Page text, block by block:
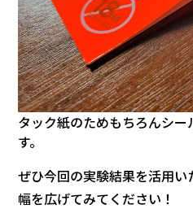
タック紙のためもちろんシ
す。
ぜひ今回の実験結果を活用
幅を広げてみてください！